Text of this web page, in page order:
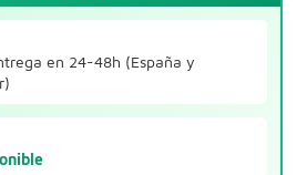
en 24-48h (España y